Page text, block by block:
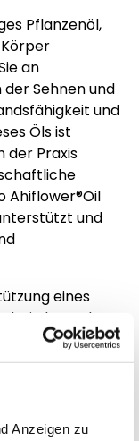
Anzeigen zu
Pflanzenöl,
an
Sehnen und
und
Öls ist
der Praxis
Ahiflower®Oil
und
eines
wie kann das
erklärt:
Als
eine